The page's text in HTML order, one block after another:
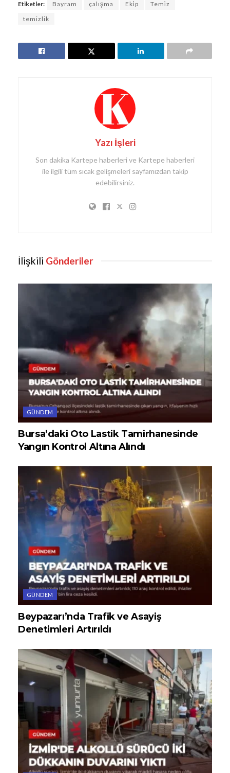
Etiketler: Bayram çalışma Eki̇p
Temi̇z
temizlik
Yazı İşleri
Son dakika Kartepe haberleri ve Kartepe haberleri
ile ilgili tüm sıcak gelişmeleri sayfamızdan takip
edebilirsiniz.
İlişkili Gönderiler
GÜNDEM
Bursa’daki Oto Lastik Tamirhanesinde
Yangın Kontrol Altına Alındı
GÜNDEM
Beypazarı’nda Trafik ve Asayiş
Denetimleri Artırıldı